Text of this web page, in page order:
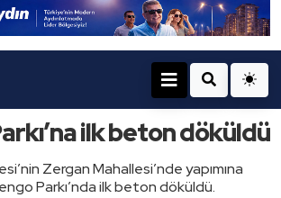
ilk beton döküldü
Zergan Mahallesi’nde yapımına
Parkı’nda ilk beton döküldü.